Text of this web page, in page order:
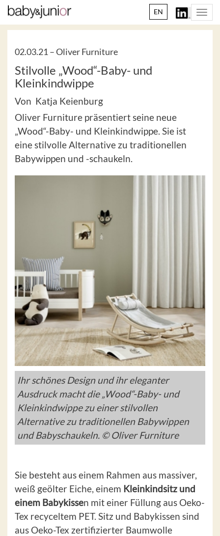
EN
02.03.21 –Oliver Furniture
Stilvolle „Wood“-Baby- und
Kleinkindwippe
Von Katja Keienburg
Oliver Furniture präsentiert seine neue
„Wood“-Baby- und Kleinkindwippe. Sie ist
eine stilvolle Alternative zu traditionellen
Babywippen und -schaukeln.
Ihr schönes Design und ihr eleganter
Ausdruck macht die „Wood“-Baby- und
Kleinkindwippe zu einer stilvollen
Alternative zu traditionellen Babywippen
und Babyschaukeln. © Oliver Furniture
Sie besteht aus einem Rahmen aus massiver,
weiß geölter Eiche, einem Kleinkindsitz und
einem Babykissen mit einer Füllung aus Oeko-
Tex recyceltem PET. Sitz und Babykissen sind
aus Oeko-Tex zertifizierter Baumwolle